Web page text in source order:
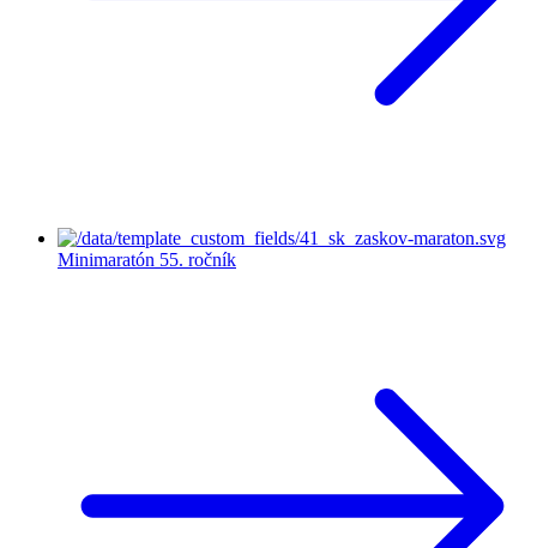
Minimaratón 55. ročník